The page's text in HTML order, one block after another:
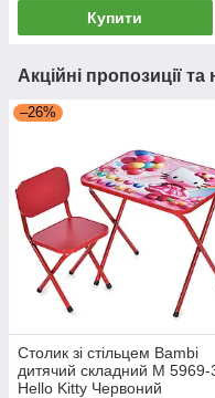
Купити
Акційні пропозиції
–26%
Столик зі стільцем Bambi
дитячий складний M 5969-
Hello Kitty Червоний